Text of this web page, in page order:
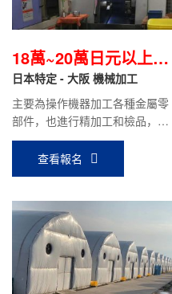
18萬~20萬日元以上/
月
日本特定 - 大阪 機械加工
主要為操作機器加工各種金屬零
部件，也進行精加工和檢品，小
件比較多。
查看報名